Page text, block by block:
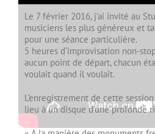
Le 7 février 2016, j’ai invité au
musiciens les plus généreux et
pour une séance particulière.
5 heures d’improvisation non-
aucun point de départ, chacun
voulait quand il voulait.
L’enregistrement de cette
lieu à un disque d’une profonde